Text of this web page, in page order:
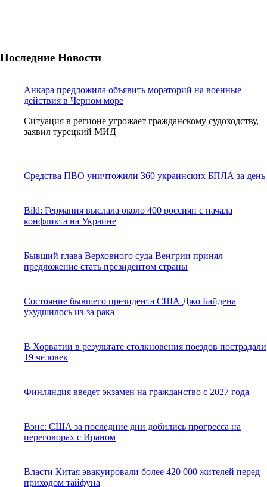
Последние Новости
Анкара предложила объявить мораторий на военные
действия в Черном море
Ситуация в регионе угрожает гражданскому судоходству,
заявил турецкий МИД
Средства ПВО уничтожили 360 украинских БПЛА за день
Bild: Германия выслала около 400 россиян с начала
конфликта на Украине
Бывший глава Верховного суда Венгрии принял
предложение стать президентом страны
Состояние бывшего президента США Джо Байдена
ухудшилось из-за рака
В Хорватии в результате столкновения поездов пострадали
19 человек
Финляндия введет экзамен на гражданство с 2027 года
Вэнс: США за последние дни добились прогресса на
переговорах с Ираном
Власти Китая эвакуировали более 420 000 жителей перед
приходом тайфуна